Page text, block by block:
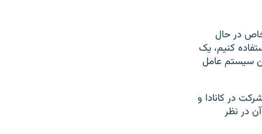
در حال
کنیم، یک
سیستم عامل
در کانادا و
در نظر